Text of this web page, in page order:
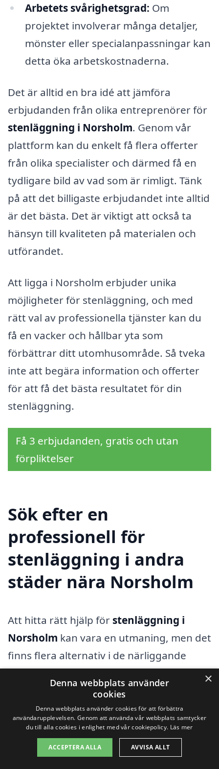
Arbetets svårighetsgrad: Om
projektet involverar många detaljer,
mönster eller specialanpassningar kan
detta öka arbetskostnaderna.
Det är alltid en bra idé att jämföra
erbjudanden från olika entreprenörer för
stenläggning i Norsholm. Genom vår
plattform kan du enkelt få flera offerter
från olika specialister och därmed få en
tydligare bild av vad som är rimligt. Tänk
på att det billigaste erbjudandet inte alltid
är det bästa. Det är viktigt att också ta
hänsyn till kvaliteten på materialen och
utförandet.
Att ligga i Norsholm erbjuder unika
möjligheter för stenläggning, och med
rätt val av professionella tjänster kan du
få en vacker och hållbar yta som
förbättrar ditt utomhusområde. Så tveka
inte att begära information och offerter
för att få det bästa resultatet för din
stenläggning.
Få 3 erbjudanden, gratis och utan
förpliktelser
Sök efter en
professionell för
stenläggning i andra
städer nära Norsholm
Att hitta rätt hjälp för stenläggning i
Norsholm kan vara en utmaning, men det
finns flera alternativ i de närliggande
städerna. Genom att jämföra olika
företag kan du få en bättre förståelse för
priser och kvalitet, så att du kan göra det
bästa valet för ditt projekt. Här är några
städer i närheten där du kan söka efter
professionella tjänster:
×
Denna webbplats använder
cookies
Denna webbplats använder cookies för att förbättra
användarupplevelsen. Genom att använda vår webbplats samtycker
du till alla cookies i enlighet med vår cookiepolicy. Läs mer
ACCEPTERA ALLA AVVISA ALLT